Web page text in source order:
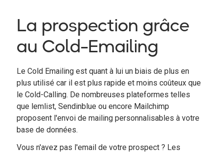
La prospection grâce
au Cold-Emailing
Le Cold Emailing est quant à lui un biais de plus en
plus utilisé car il est plus rapide et moins coûteux que
le Cold-Calling. De nombreuses plateformes telles
que lemlist, Sendinblue ou encore Mailchimp
proposent l'envoi de mailing personnalisables à votre
base de données.
Vous n'avez pas l'email de votre prospect ? Les